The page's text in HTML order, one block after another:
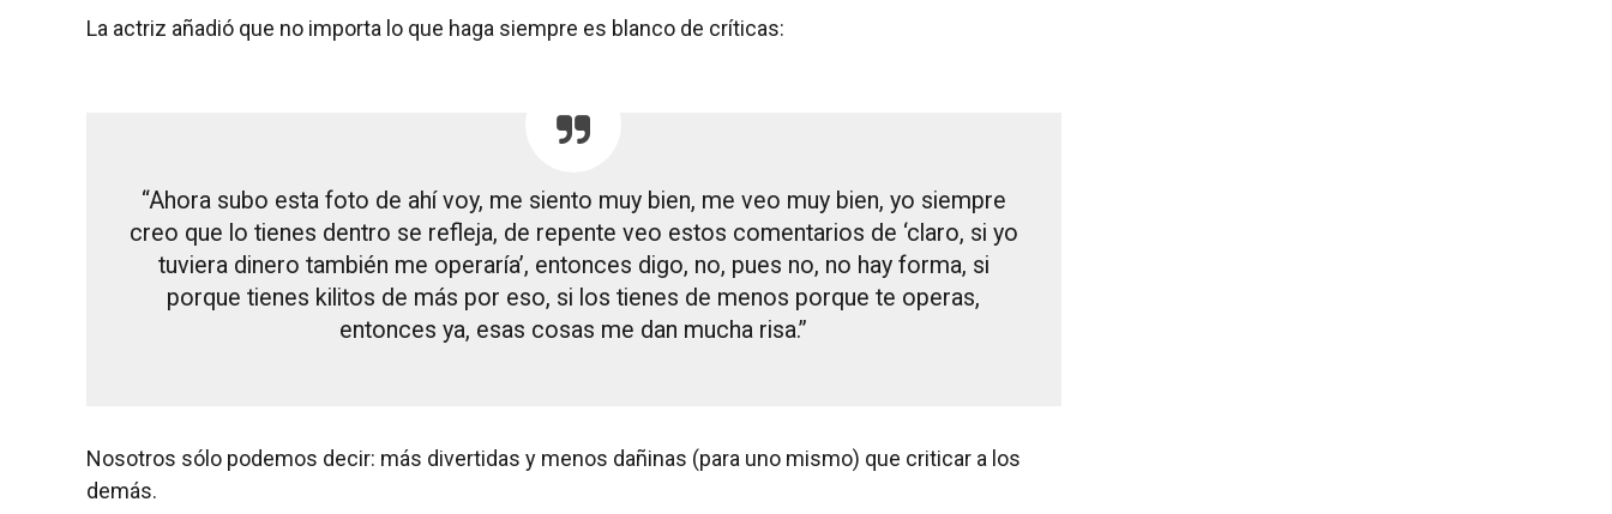
La actriz añadió que no importa lo que haga siempre es blanco de críticas:
“Ahora subo esta foto de ahí voy, me siento muy bien, me veo muy bien, yo siempre
creo que lo tienes dentro se refleja, de repente veo estos comentarios de ‘claro, si yo
tuviera dinero también me operaría’, entonces digo, no, pues no, no hay forma, si
porque tienes kilitos de más por eso, si los tienes de menos porque te operas,
entonces ya, esas cosas me dan mucha risa.”
Nosotros sólo podemos decir: más divertidas y menos dañinas (para uno mismo) que criticar a los
demás.